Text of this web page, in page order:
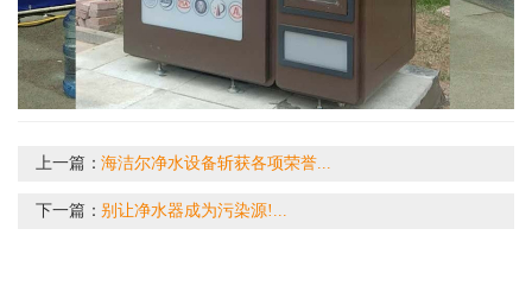
上一篇：海洁尔净水设备斩获各项荣誉...
下一篇：别让净水器成为污染源!...